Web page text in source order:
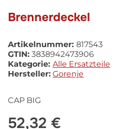
Brennerdeckel
Artikelnummer: 817543
GTIN: 3838942473906
Kategorie: Alle Ersatzteile
Hersteller: Gorenje
CAP BIG
52,32 €